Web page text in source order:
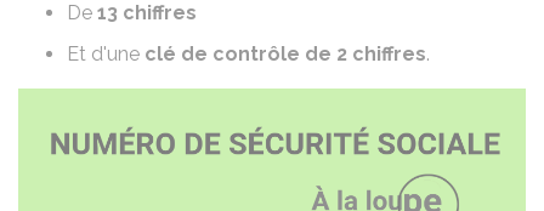
De 13 chiffres
Et d'une clé de contrôle de 2 chiffres.